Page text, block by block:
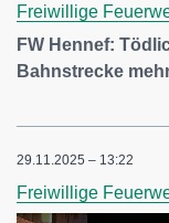
Freiwillige
FW Hennef:
Bahnstrecke
29.11.2025 – 13:22
Freiwillige